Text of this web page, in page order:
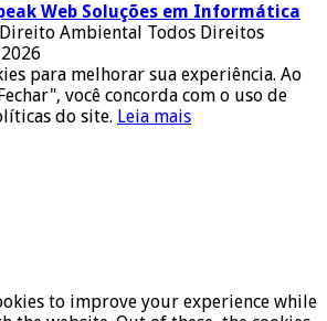
Web Soluções em Informática
Ambiental Todos Direitos
para melhorar sua experiência. Ao
você concorda com o uso de
do site. Leia mais
to improve your experience while